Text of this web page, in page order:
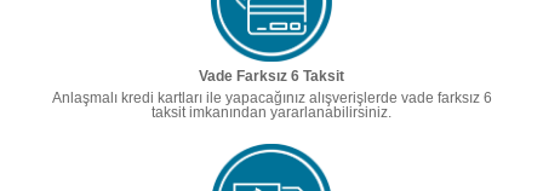
Vade Farksız 6 Taksit
Anlaşmalı kredi kartları ile yapacağınız alışverişlerde vade farksız 6
taksit imkanından yararlanabilirsiniz.